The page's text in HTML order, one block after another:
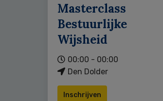
Masterclass
Bestuurlijke
Wijsheid
00:00 - 00:00
Den Dolder
Inschrijven